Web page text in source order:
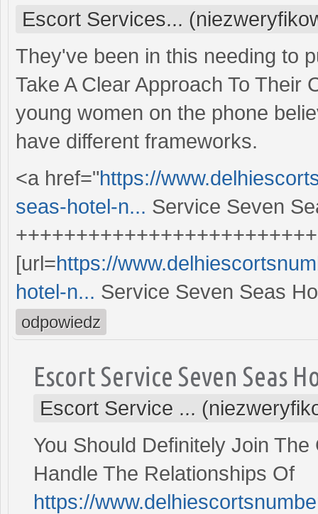
Escort Services...
They've been in this needing to
Take A Clear Approach To Their
young women on the phone
have different frameworks.
<a href="https://
seas-hotel-n... Service Seven
[url=https://
hotel-n... Service Seven Seas
odpowiedz
Escort Service Seven Seas
Escort Service ...
You Should Definitely Join
Handle The Relationships Of
https://